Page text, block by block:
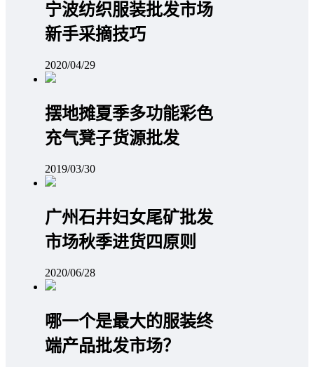
宁波纺织服装批发市场
新手采摘技巧
2020/04/29
摆地摊夏季多功能彩色
充气凳子货源批发
2019/03/30
广州石井妇女尾矿批发
市场秋季进货四原则
2020/06/28
哪一个是最大的服装终
端产品批发市场？